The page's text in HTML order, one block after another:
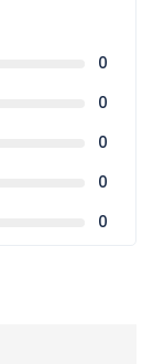
0
0
0
0
0